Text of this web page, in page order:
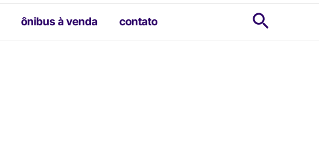
ônibus à venda contato